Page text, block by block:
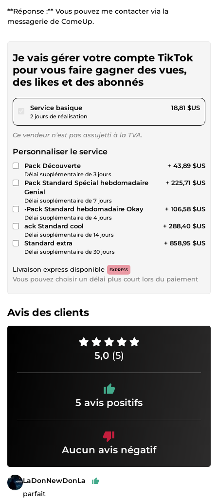
**Réponse :** Vous pouvez me contacter via la
messagerie de ComeUp.
Je vais gérer votre compte TikTok
pour vous faire gagner des vues,
des likes et des abonnés
Service basiquepour 17,34 $US
2 jours de réalisation
18,81 $US
Ce vendeur n’est pas assujetti à la TVA.
Personnaliser le service
Pack Découverte
Délai supplémentaire de 3 jours
+ 43,89 $US
Pack Standard Spécial hebdomadaire
Genial
Délai supplémentaire de 7 jours
+ 225,71 $US
•Pack Standard hebdomadaire Okay
Délai supplémentaire de 4 jours
+ 106,58 $US
ack Standard cool
Délai supplémentaire de 14 jours
+ 288,40 $US
Standard extra
Délai supplémentaire de 30 jours
+ 858,95 $US
Livraison express disponible EXPRESS
Vous pouvez choisir un délai plus court lors du paiement
Avis des clients
5,0 (5)
5 avis positifs
Aucun avis négatif
LaDonNewDonLa
parfait